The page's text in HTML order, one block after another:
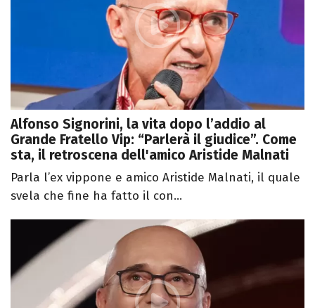
Alfonso Signorini, la vita dopo l’addio al
Grande Fratello Vip: “Parlerà il giudice”. Come
sta, il retroscena dell'amico Aristide Malnati
Parla l’ex vippone e amico Aristide Malnati, il quale
svela che fine ha fatto il con...